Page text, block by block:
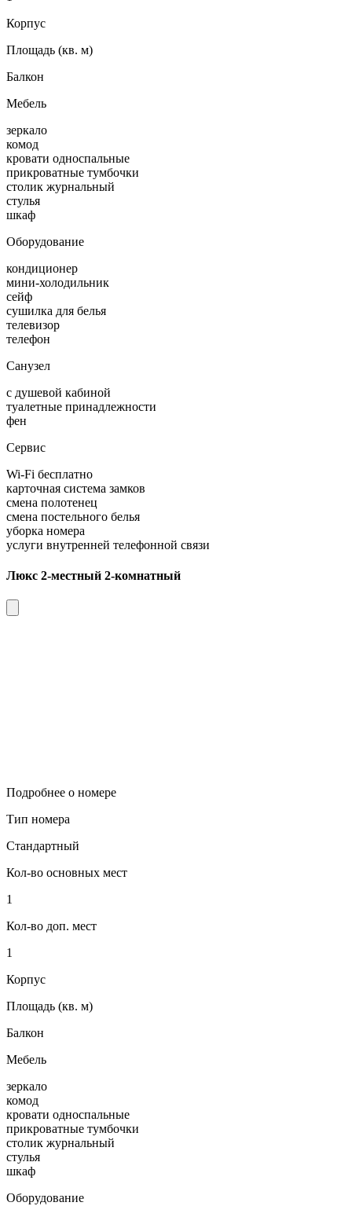
Корпус
Площадь (кв. м)
Балкон
Мебель
зеркало
комод
кровати односпальные
прикроватные тумбочки
столик журнальный
стулья
шкаф
Оборудование
кондиционер
мини-холодильник
сейф
сушилка для белья
телевизор
телефон
Санузел
с душевой кабиной
туалетные принадлежности
фен
Сервис
Wi-Fi бесплатно
карточная система замков
смена полотенец
смена постельного белья
уборка номера
услуги внутренней телефонной связи
Люкс 2-местный 2-комнатный
Подробнее о номере
Тип номера
Стандартный
Кол-во основных мест
1
Кол-во доп. мест
1
Корпус
Площадь (кв. м)
Балкон
Мебель
зеркало
комод
кровати односпальные
прикроватные тумбочки
столик журнальный
стулья
шкаф
Оборудование